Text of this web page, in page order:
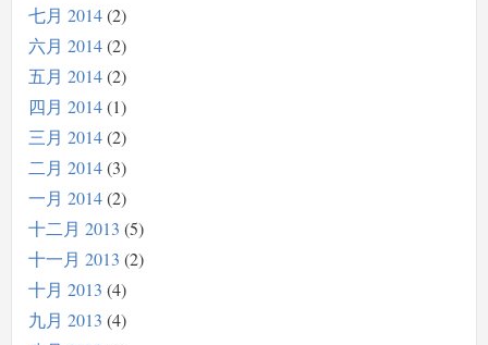
七月 2014 2
六月 2014 2
五月 2014 2
四月 2014 1
三月 2014 2
二月 2014 3
一月 2014 2
十二月 2013 5
十一月 2013 2
十月 2013 4
九月 2013 4